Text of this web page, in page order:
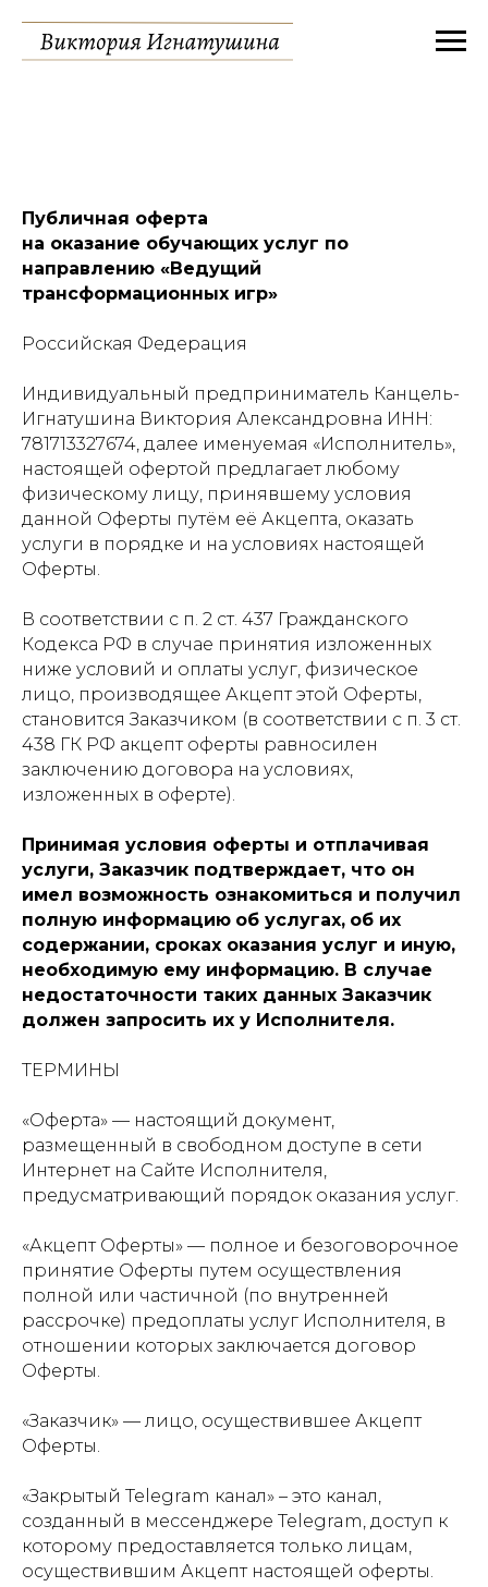
Публичная оферта
на оказание обучающих услуг по
направлению «Ведущий
трансформационных игр»
Российская Федерация
Индивидуальный предприниматель Канцель-
Игнатушина Виктория Александровна ИНН:
781713327674, далее именуемая «Исполнитель»,
настоящей офертой предлагает любому
физическому лицу, принявшему условия
данной Оферты путём её Акцепта, оказать
услуги в порядке и на условиях настоящей
Оферты.
В соответствии с п. 2 ст. 437 Гражданского
Кодекса РФ в случае принятия изложенных
ниже условий и оплаты услуг, физическое
лицо, производящее Акцепт этой Оферты,
становится Заказчиком (в соответствии с п. 3 ст.
438 ГК РФ акцепт оферты равносилен
заключению договора на условиях,
изложенных в оферте).
Принимая условия оферты и отплачивая
услуги, Заказчик подтверждает, что он
имел возможность ознакомиться и получил
полную информацию об услугах, об их
содержании, сроках оказания услуг и иную,
необходимую ему информацию. В случае
недостаточности таких данных Заказчик
должен запросить их у Исполнителя.
ТЕРМИНЫ
«Оферта» — настоящий документ,
размещенный в свободном доступе в сети
Интернет на Сайте Исполнителя,
предусматривающий порядок оказания услуг.
«Акцепт Оферты» — полное и безоговорочное
принятие Оферты путем осуществления
полной или частичной (по внутренней
рассрочке) предоплаты услуг Исполнителя, в
отношении которых заключается договор
Оферты.
«Заказчик» — лицо, осуществившее Акцепт
Оферты.
«Закрытый Telegram канал» – это канал,
созданный в мессенджере Telegram, доступ к
которому предоставляется только лицам,
осуществившим Акцепт настоящей оферты.